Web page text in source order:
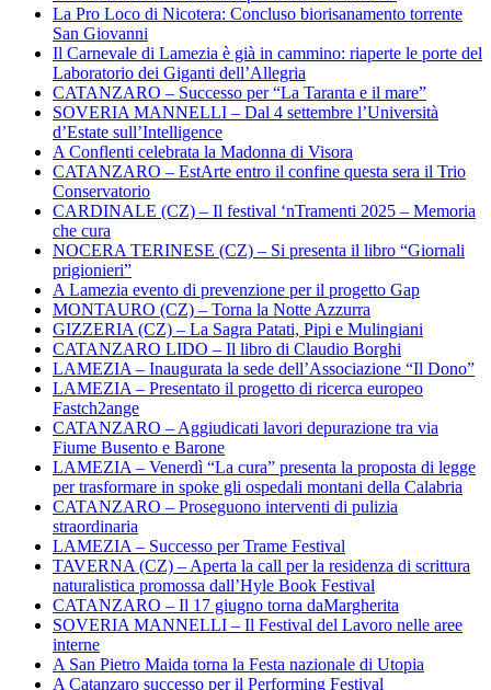
La Pro Loco di Nicotera: Concluso biorisanamento torrente
San Giovanni
Il Carnevale di Lamezia è già in cammino: riaperte le porte del
Laboratorio dei Giganti dell’Allegria
CATANZARO – Successo per “La Taranta e il mare”
SOVERIA MANNELLI – Dal 4 settembre l’Università
d’Estate sull’Intelligence
A Conflenti celebrata la Madonna di Visora
CATANZARO – EstArte entro il confine questa sera il Trio
Conservatorio
CARDINALE (CZ) – Il festival ‘nTramenti 2025 – Memoria
che cura
NOCERA TERINESE (CZ) – Si presenta il libro “Giornali
prigionieri”
A Lamezia evento di prevenzione per il progetto Gap
MONTAURO (CZ) – Torna la Notte Azzurra
GIZZERIA (CZ) – La Sagra Patati, Pipi e Mulingiani
CATANZARO LIDO – Il libro di Claudio Borghi
LAMEZIA – Inaugurata la sede dell’Associazione “Il Dono”
LAMEZIA – Presentato il progetto di ricerca europeo
Fastch2ange
CATANZARO – Aggiudicati lavori depurazione tra via
Fiume Busento e Barone
LAMEZIA – Venerdì “La cura” presenta la proposta di legge
per trasformare in spoke gli ospedali montani della Calabria
CATANZARO – Proseguono interventi di pulizia
straordinaria
LAMEZIA – Successo per Trame Festival
TAVERNA (CZ) – Aperta la call per la residenza di scrittura
naturalistica promossa dall’Hyle Book Festival
CATANZARO – Il 17 giugno torna daMargherita
SOVERIA MANNELLI – Il Festival del Lavoro nelle aree
interne
A San Pietro Maida torna la Festa nazionale di Utopia
A Catanzaro successo per il Performing Festival